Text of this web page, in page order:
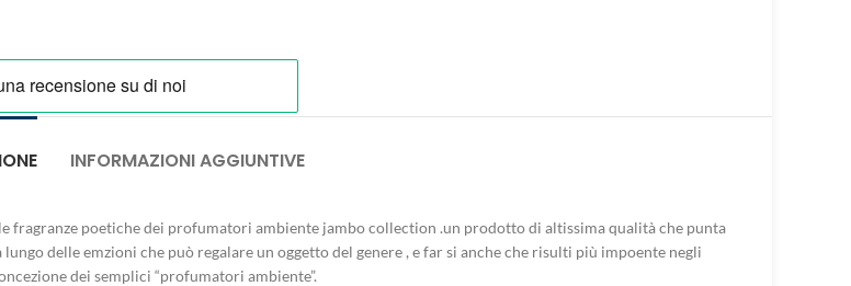
INFORMAZIONI AGGIUNTIVE
fragranze poetiche dei profumatori ambiente jambo collection .un prodotto di altissima qualità che punta
delle emzioni che può regalare un oggetto del genere , e far si anche che risulti più impoente negli
dei semplici “profumatori ambiente”.